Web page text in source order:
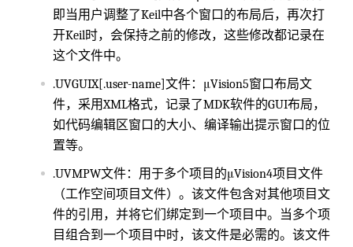
即当用户调整了Keil中各个窗口的布局后，再次打
开Keil时，会保持之前的修改，这些修改都记录在
这个文件中。
.UVGUIX[.user-name]文件：μVision5窗口布局文
件，采用XML格式，记录了MDK软件的GUI布局，
如代码编辑区窗口的大小、编译输出提示窗口的位
置等。
.UVMPW文件：用于多个项目的μVision4项目文件
（工作空间项目文件）。该文件包含对其他项目文
件的引用，并将它们绑定到一个项目中。当多个项
目组合到一个项目中时，该文件是必需的。该文件